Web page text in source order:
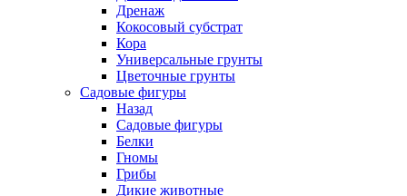
Дренаж
Кокосовый субстрат
Кора
Универсальные грунты
Цветочные грунты
Садовые фигуры
Назад
Садовые фигуры
Белки
Гномы
Грибы
Дикие животные